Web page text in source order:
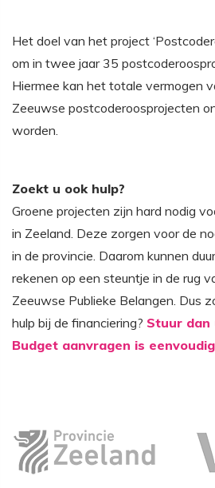
Het doel van het project
om in twee jaar 35
Hiermee kan het totale vermogen
Zeeuwse postcoderoosprojecten
worden.
Zoekt u ook hulp?
Groene projecten zijn hard nodig
in Zeeland. Deze zorgen voor de
in de provincie. Daarom kunnen
rekenen op een steuntje in de rug
Zeeuwse Publieke Belangen. Dus
hulp bij de financiering? Stuur dan
Budget aanvragen is eenvoudig